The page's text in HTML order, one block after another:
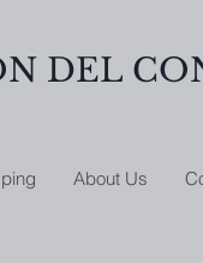
DEL
About Us